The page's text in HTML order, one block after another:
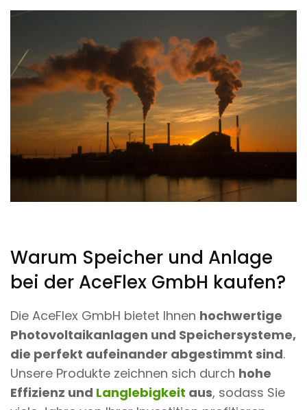
Warum Speicher und Anlage
bei der AceFlex GmbH kaufen?
Die AceFlex GmbH bietet Ihnen hochwertige
Photovoltaikanlagen und Speichersysteme,
die perfekt aufeinander abgestimmt sind.
Unsere Produkte zeichnen sich durch hohe
Effizienz und Langlebigkeit aus, sodass Sie